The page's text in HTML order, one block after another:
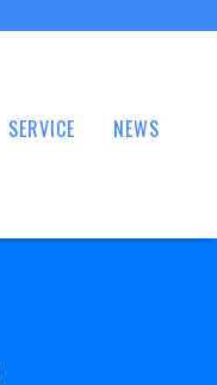
SERVICE NEWS